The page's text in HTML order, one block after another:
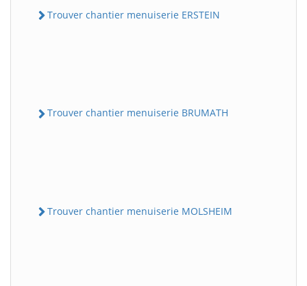
Trouver chantier menuiserie ERSTEIN
Trouver chantier menuiserie BRUMATH
Trouver chantier menuiserie MOLSHEIM